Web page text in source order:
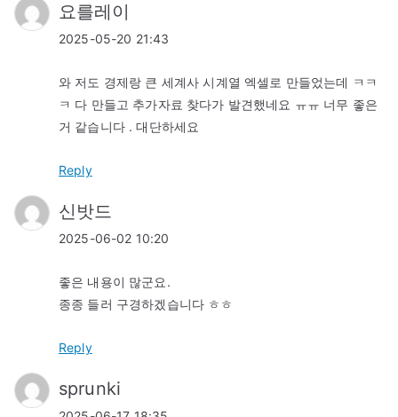
요를레이
2025-05-20 21:43
와 저도 경제랑 큰 세계사 시계열 엑셀로 만들었는데 ㅋㅋ
ㅋ 다 만들고 추가자료 찾다가 발견했네요 ㅠㅠ 너무 좋은
거 같습니다 . 대단하세요
Reply
신밧드
2025-06-02 10:20
좋은 내용이 많군요.
종종 들러 구경하겠습니다 ㅎㅎ
Reply
sprunki